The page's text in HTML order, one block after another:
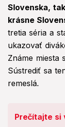
Slovenska,
krásne
tretia séria a
ukazovať
Známe miesta
Sústrediť sa
remeslá.
Prečítajte si